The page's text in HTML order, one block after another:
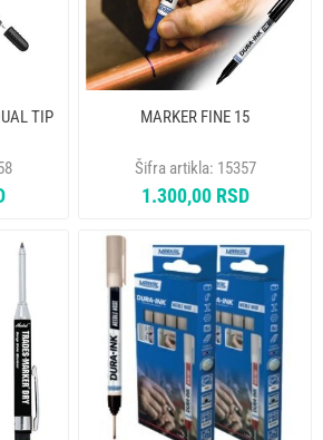
TIP MARKER FINE 15
Šifra artikla: 15357
1.300,00 RSD